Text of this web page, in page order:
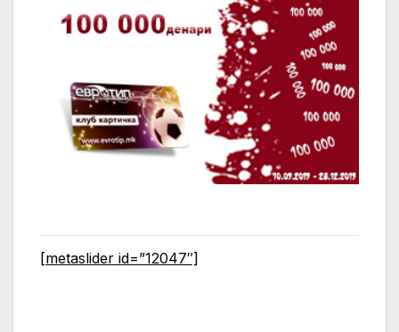
[metaslider id=”12047″]